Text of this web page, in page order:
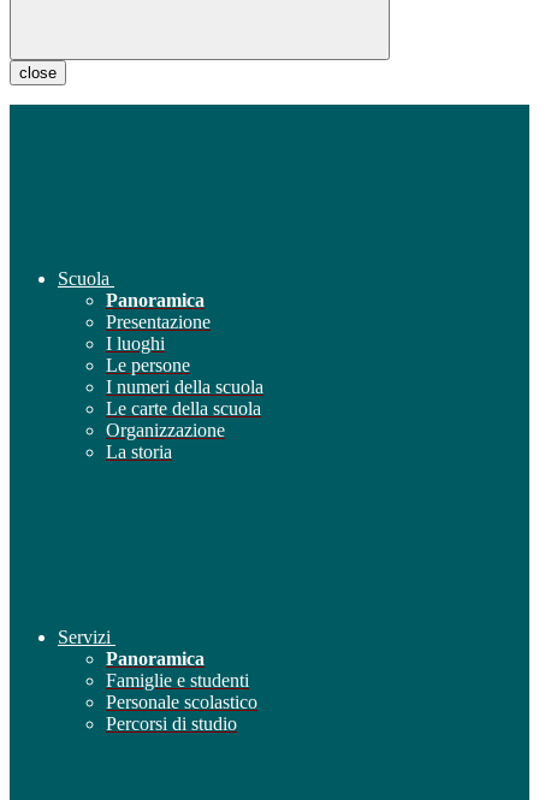
close
Scuola
Panoramica
Presentazione
I luoghi
Le persone
I numeri della scuola
Le carte della scuola
Organizzazione
La storia
Servizi
Panoramica
Famiglie e studenti
Personale scolastico
Percorsi di studio